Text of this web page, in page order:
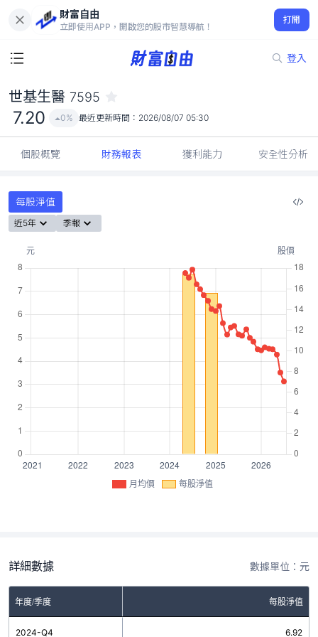
財富自由
立即使用APP，開啟您的股市智慧導航！
打開
登入
7.20
0%
世基生醫 7595
7.20 0% 最近更新時間： 2026/08/07 05:30
個股概覽 財務報表 獲利能力 安全性分析
每股淨值
近5年 季報
月均價 每股淨值
詳細數據 數據單位：元
年度/季度 每股淨值
2024-Q4 6.92